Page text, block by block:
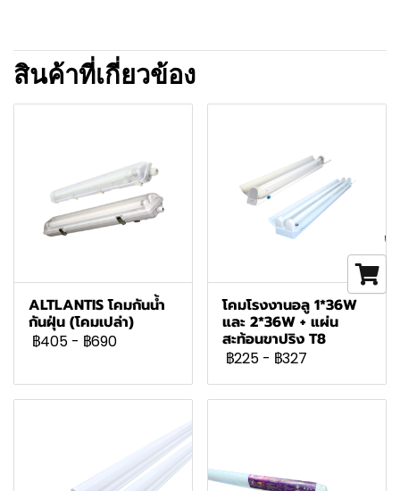
สินค้าที่เกี่ยวข้อง
ALTLANTIS โคมกันน้ำ
กันฝุ่น (โคมเปล่า)
฿405 - ฿690
โคมโรงงานอลู 1*36W
และ 2*36W + แผ่น
สะท้อนขาปริง T8
฿225 - ฿327